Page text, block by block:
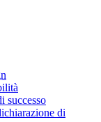
successo
di